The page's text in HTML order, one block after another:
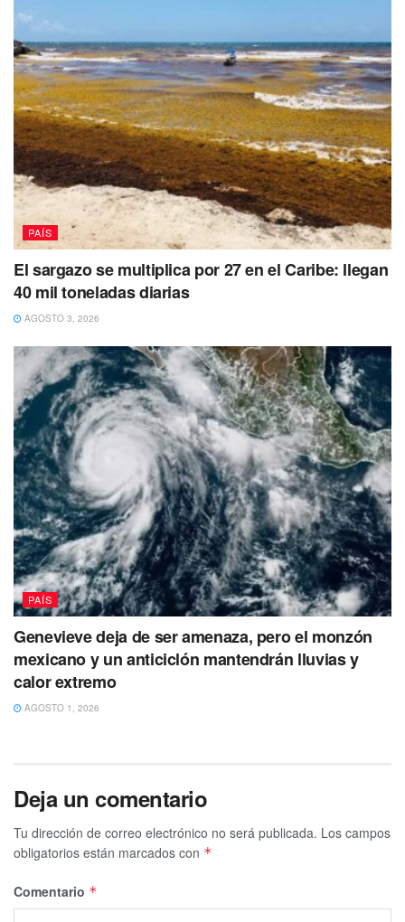
PAÍS
El sargazo se multiplica por 27 en el Caribe: llegan
40 mil toneladas diarias
AGOSTO 3, 2026
PAÍS
Genevieve deja de ser amenaza, pero el monzón
mexicano y un anticiclón mantendrán lluvias y
calor extremo
AGOSTO 1, 2026
Deja un comentario
Tu dirección de correo electrónico no será publicada. Los campos
obligatorios están marcados con *
Comentario *